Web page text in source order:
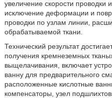
увеличение скорости проводки
исключение деформации и
проводки по узлам линии,
обрабатываемой ткани.
Технический результат
получения кремнеземных
выщелачивания, включает
ванну для предварительного
расположенные кислотные
компенсаторы, узел